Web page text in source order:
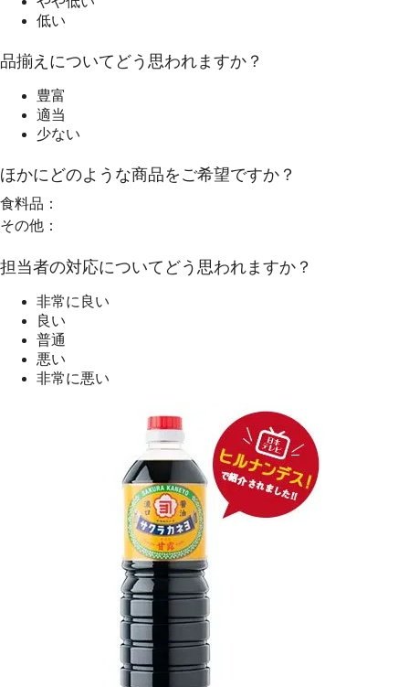
低い
品揃えについてどう思われますか？
豊富
適当
少ない
ほかにどのような商品をご希望ですか？
食料品：
その他：
担当者の対応についてどう思われますか？
非常に良い
良い
普通
悪い
非常に悪い